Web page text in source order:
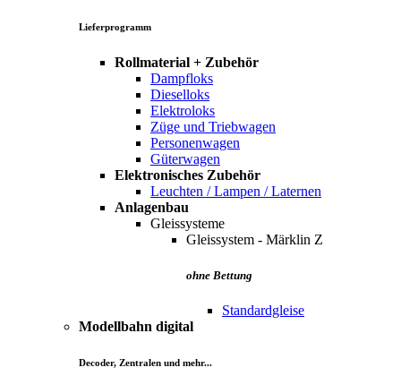
Lieferprogramm
Rollmaterial + Zubehör
Dampfloks
Dieselloks
Elektroloks
Züge und Triebwagen
Personenwagen
Güterwagen
Elektronisches Zubehör
Leuchten / Lampen / Laternen
Anlagenbau
Gleissysteme
Gleissystem - Märklin Z
ohne Bettung
Standardgleise
Modellbahn digital
Decoder, Zentralen und mehr...